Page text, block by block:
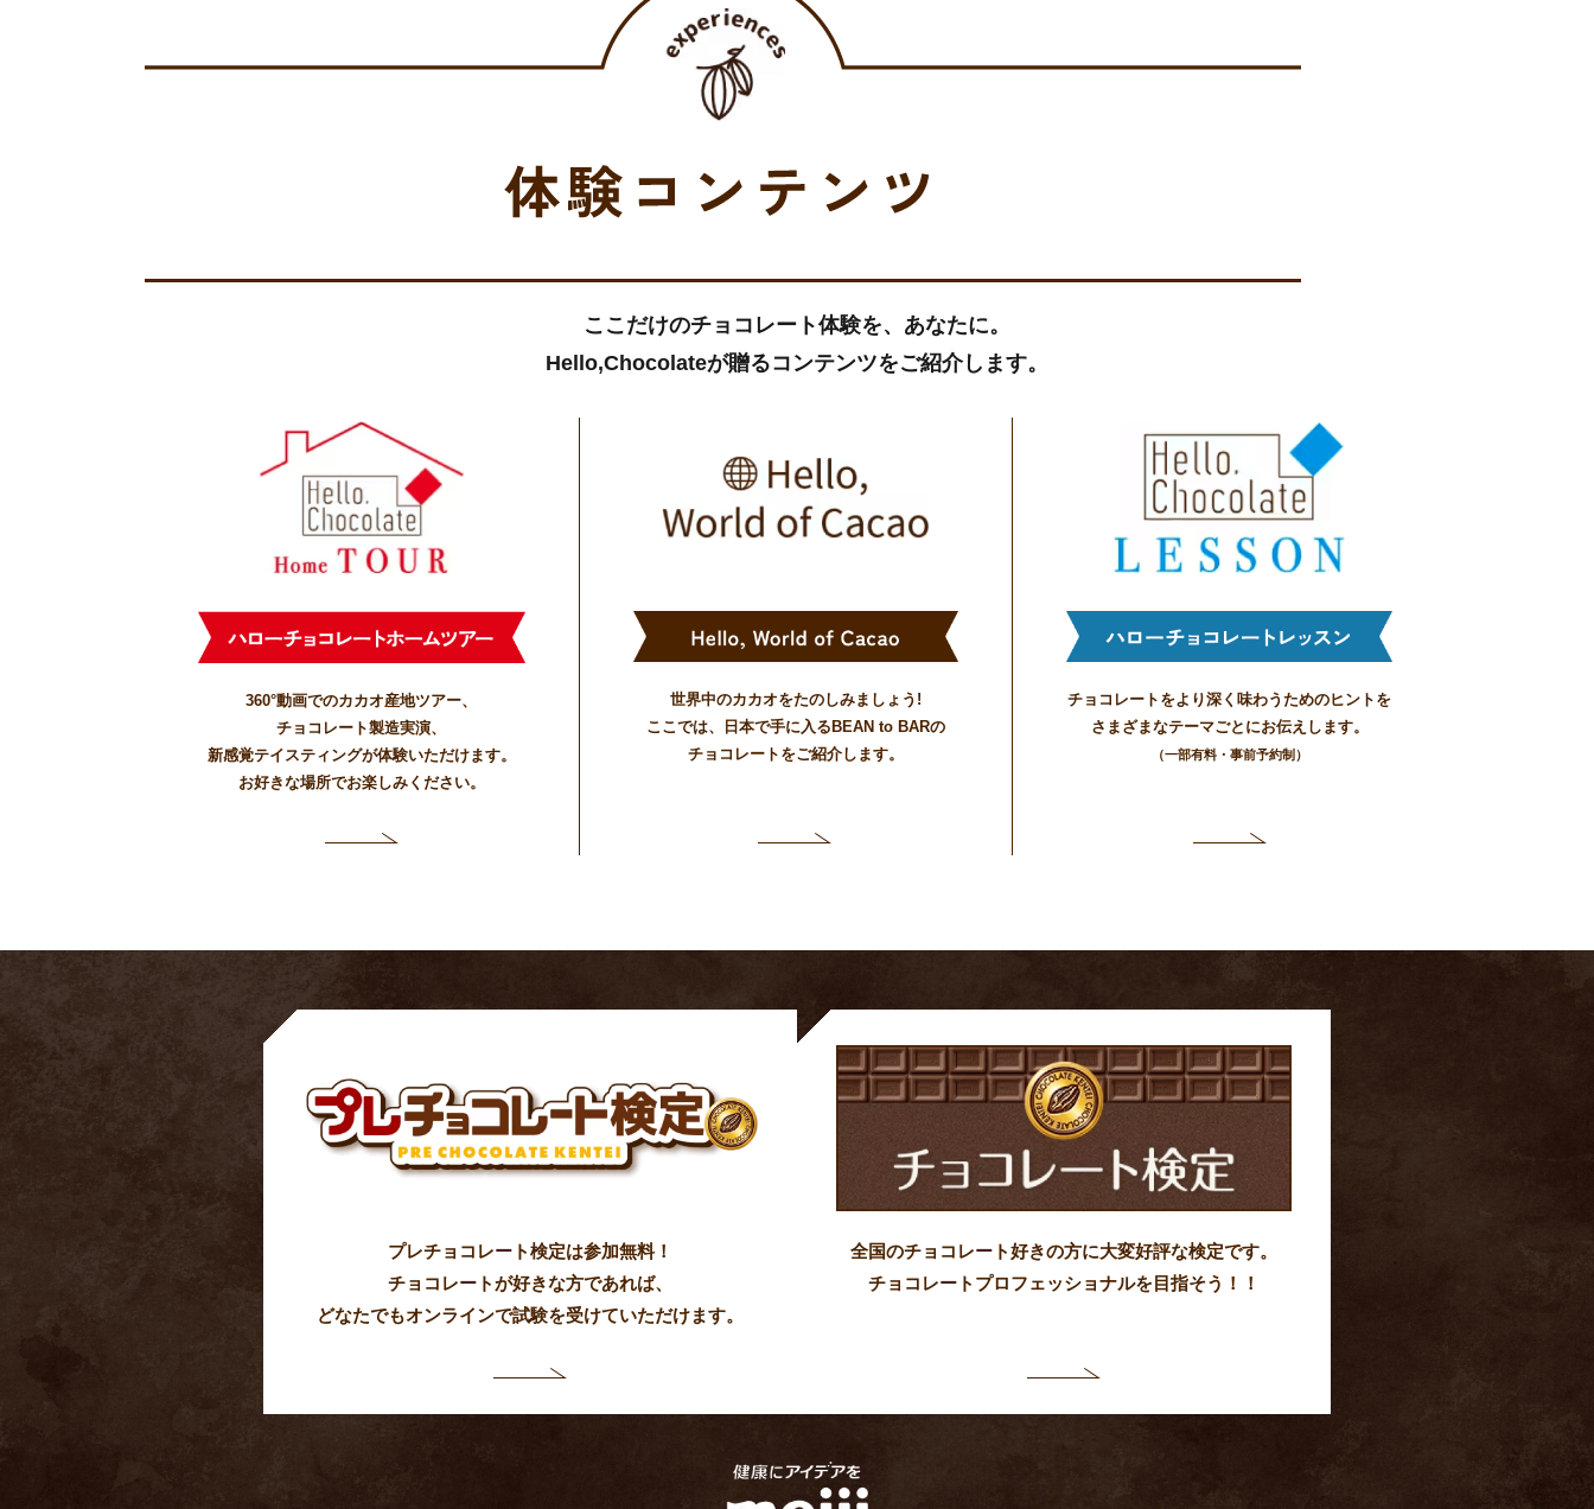
ここだけのチョコレート体験を、あなたに。
Hello,Chocolateが贈るコンテンツをご紹介します。
360°動画でのカカオ産地ツアー、
チョコレート製造実演、
新感覚テイスティングが体験いただけます。
お好きな場所でお楽しみください。
世界中のカカオをたのしみましょう!
ここでは、日本で手に入るBEAN to BARの
チョコレートをご紹介します。
チョコレートをより深く味わうためのヒントを
さまざまなテーマごとにお伝えします。
（一部有料・事前予約制）
プレチョコレート検定は参加無料！
チョコレートが好きな方であれば、
どなたでもオンラインで試験を受けていただけます。
全国のチョコレート好きの方に大変好評な検定です。
チョコレートプロフェッショナルを目指そう！！